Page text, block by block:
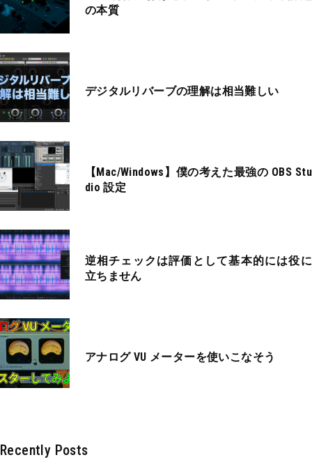
の本質
デジタルリバーブの理解は相当難しい
【Mac/Windows】僕の考えた最強の OBS Stu
dio 設定
逆相チェックは評価として基本的には役に
立ちません
アナログ VU メーターを使いこなそう
Recently Posts